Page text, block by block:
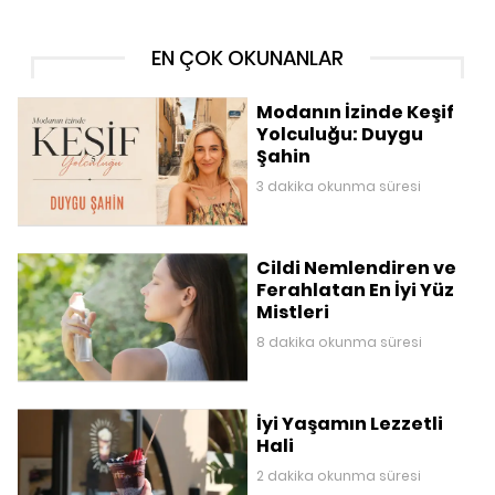
EN ÇOK OKUNANLAR
Modanın İzinde Keşif
Yolculuğu: Duygu
Şahin
3 dakika okunma süresi
Cildi Nemlendiren ve
Ferahlatan En İyi Yüz
Mistleri
8 dakika okunma süresi
İyi Yaşamın Lezzetli
Hali
2 dakika okunma süresi